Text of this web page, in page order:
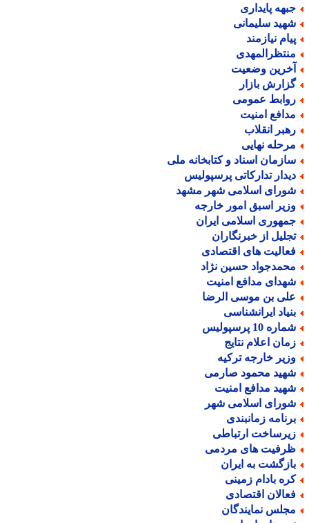
پایداری
سلیمانی
نیازمند
وضعیت
بازار
عمومی
امنیت
انقلاب
نهایی
اسناد و کتابخانه ملی
تدارکاتی پرسپولیس
اسلامی شهر مشهد
اسبق امور خارجه
اسلامی ایران
از خبرنگاران
های اقتصادی
حسین نژاد
مدافع امنیت
بن موسی الرضا
ایرانشناسی
10 پرسپولیس
اعلام نتایج
خارجه ترکیه
محمود صارمی
مدافع امنیت
اسلامی شهر
زمانبندی
ارتباطی
های مردمی
به ایران
بادام زمینی
اقتصادی
نمایندگان